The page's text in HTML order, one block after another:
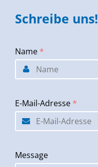
Schreibe uns!
Name *
E-Mail-Adresse *
Message